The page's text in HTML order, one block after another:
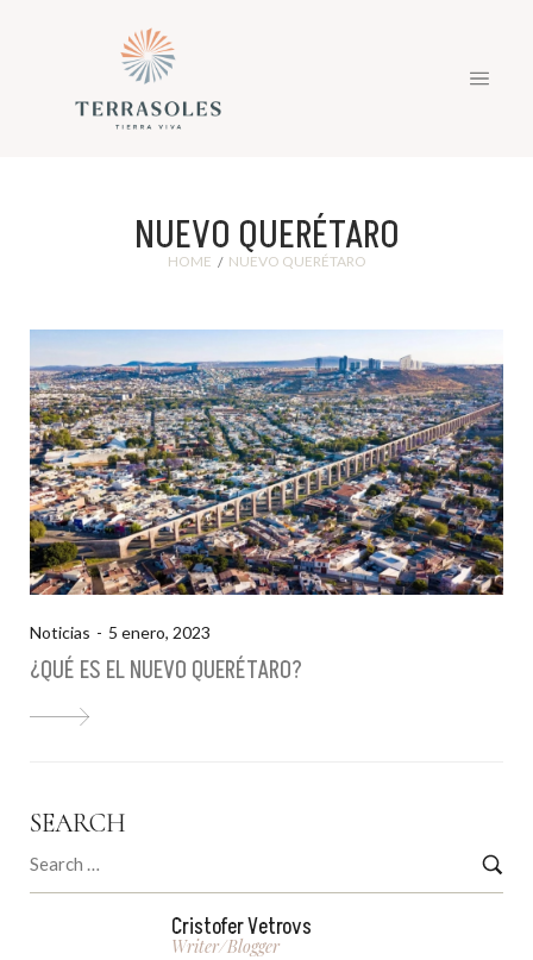
NUEVO QUERÉTARO
HOME / NUEVO QUERÉTARO
Noticias 5 enero, 2023
¿QUÉ ES EL NUEVO QUERÉTARO?
SEARCH
Cristofer Vetrovs
Writer/blogger